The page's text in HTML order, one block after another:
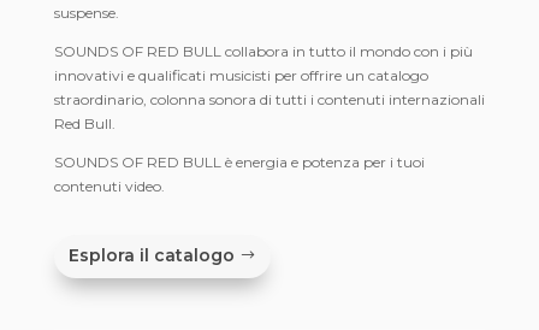
suspense.
SOUNDS OF RED BULL collabora in tutto il mondo con i più
innovativi e qualificati musicisti per offrire un catalogo
straordinario, colonna sonora di tutti i contenuti internazionali
Red Bull.
SOUNDS OF RED BULL è energia e potenza per i tuoi
contenuti video.
Esplora il catalogo